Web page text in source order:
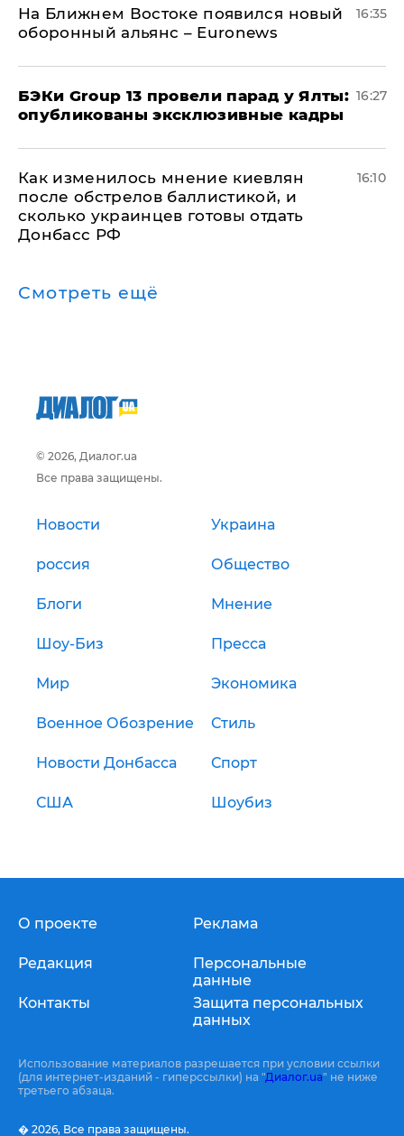
На Ближнем Востоке появился новый
оборонный альянс – Euronews
16:35
​БЭКи Group 13 провели парад у Ялты:
опубликованы эксклюзивные кадры
16:27
Как изменилось мнение киевлян
после обстрелов баллистикой, и
сколько украинцев готовы отдать
Донбасс РФ
16:10
Смотреть ещё
© 2026, Диалог.ua
Все права защищены.
Новости Украина
россия Общество
Блоги Мнение
Шоу-Биз Пресса
Мир Экономика
Военное Обозрение Стиль
Новости Донбасса Спорт
США Шоубиз
О проекте
Редакция
Контакты
Реклама
Персональные
данные
Защита персональных
данных
Использование материалов разрешается при условии ссылки
(для интернет-изданий - гиперссылки) на "Диалог.ua" не ниже
третьего абзаца.
� 2026, Все права защищены.